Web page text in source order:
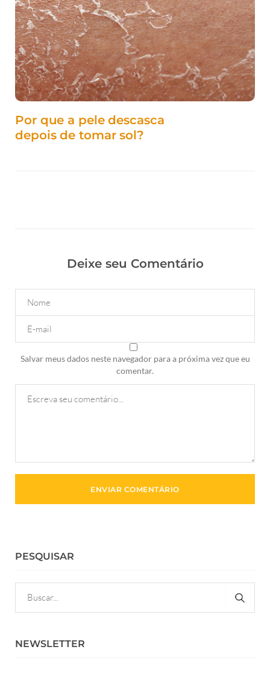
Por que a pele descasca
depois de tomar sol?
Deixe seu Comentário
Salvar meus dados neste navegador para a próxima vez que eu
comentar.
PESQUISAR
NEWSLETTER